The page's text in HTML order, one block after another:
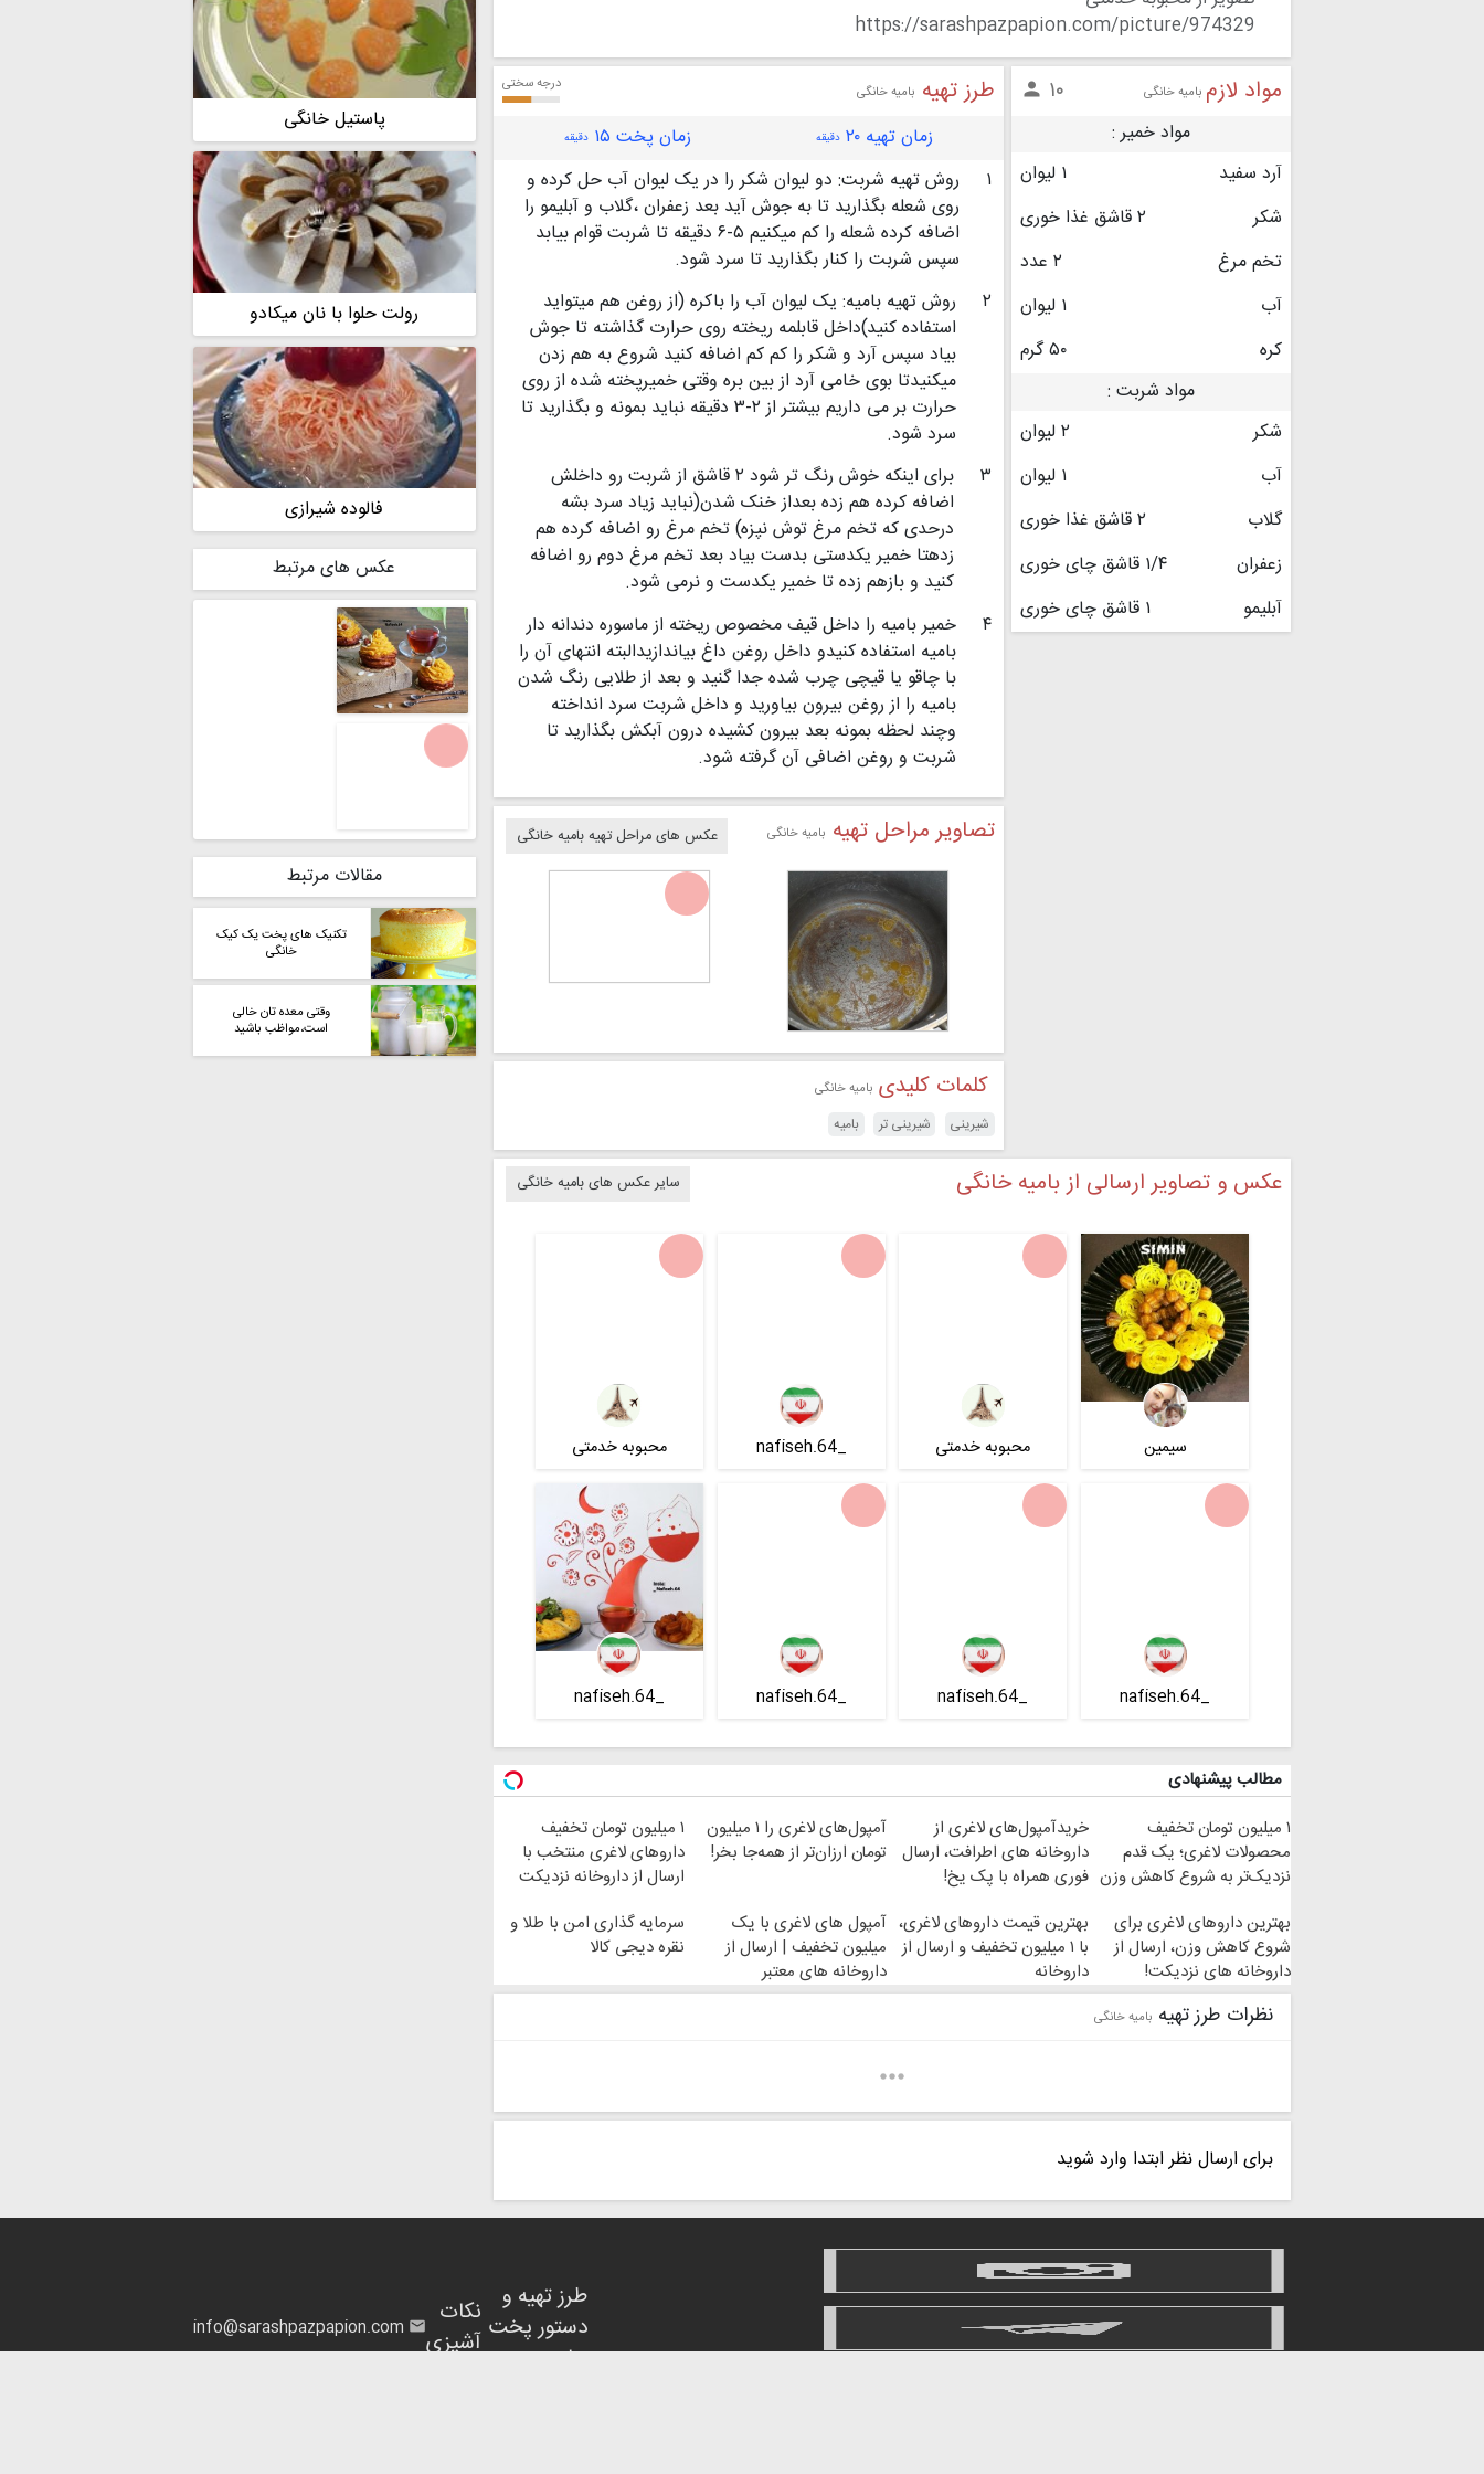
https://sarashpazpapion.com/picture/974329
مواد لازم بامیه خانگی ۱۰ 
مواد خمیر :
آرد سفید
۱ لیوان
شکر
۲ قاشق غذا خوری
تخم مرغ
۲ عدد
آب
۱ لیوان
کره
۵۰ گرم
مواد شربت :
شکر
۲ لیوان
آب
۱ لیوان
گلاب
۲ قاشق غذا خوری
زعفران
۱/۴ قاشق چای خوری
آبلیمو
۱ قاشق چای خوری
طرز تهیه بامیه خانگی درجه سختی
زمان تهیه ۲۰ دقیقه زمان پخت ۱۵ دقیقه
۱
روش تهیه شربت: دو لیوان شکر را در یک لیوان آب حل کرده و
روی شعله بگذارید تا به جوش آید بعد زعفران ،گلاب و آبلیمو را
اضافه کرده شعله را کم میکنیم ۵-۶ دقیقه تا شربت قوام بیابد
سپس شربت را کنار بگذارید تا سرد شود.
۲
روش تهیه بامیه: یک لیوان آب را باکره (از روغن هم میتواید
استفاده کنید)داخل قابلمه ریخته روی حرارت گذاشته تا جوش
بیاد سپس آرد و شکر را کم کم اضافه کنید شروع به هم زدن
میکنیدتا بوی خامی آرد از بین بره وقتی خمیرپخته شده از روی
حرارت بر می داریم بیشتر از ۲-۳ دقیقه نباید بمونه و بگذارید تا
سرد شود.
۳
برای اینکه خوش رنگ تر شود ۲ قاشق از شربت رو داخلش
اضافه کرده هم زده بعداز خنک شدن(نباید زیاد سرد بشه
درحدی که تخم مرغ توش نپزه) تخم مرغ رو اضافه کرده هم
زدهتا خمیر یکدستی بدست بیاد بعد تخم مرغ دوم رو اضافه
کنید و بازهم زده تا خمیر یکدست و نرمی شود.
۴
خمیر بامیه را داخل قیف مخصوص ریخته از ماسوره دندانه دار
بامیه استفاده کنیدو داخل روغن داغ بیاندازیدالبته انتهای آن را
با چاقو یا قیچی چرب شده جدا گنید و بعد از طلایی رنگ شدن
بامیه را از روغن بیرون بیاورید و داخل شربت سرد انداخته
وچند لحظه بمونه بعد بیرون کشیده درون آبکش بگذارید تا
شربت و روغن اضافی آن گرفته شود.
تصاویر مراحل تهیه بامیه خانگی عکس های مراحل تهیه بامیه خانگی
کلمات کلیدی بامیه خانگی
شیرینی شیرینی تر بامیه
عکس و تصاویر ارسالی از بامیه خانگی سایر عکس های بامیه خانگی
سیمین محبوبه خدمتی _nafiseh.64 محبوبه خدمتی
_nafiseh.64
_nafiseh.64
_nafiseh.64
_nafiseh.64
مطالب پیشنهادی
۱ میلیون تومان تخفیف
محصولات لاغری؛ یک قدم
نزدیک‌تر به شروع کاهش وزن
خریدآمپول‌های لاغری از
داروخانه های اطرافت، ارسال
فوری همراه با پک یخ!
آمپول‌های لاغری را ۱ میلیون
تومان ارزان‌تر از همه‌جا بخر!
۱ میلیون تومان تخفیف
داروهای لاغری منتخب با
ارسال از داروخانه نزدیکت
بهترین داروهای لاغری برای
شروع کاهش وزن، ارسال از
داروخانه های نزدیکت!
بهترین قیمت داروهای لاغری،
با ۱ میلیون تخفیف و ارسال از
داروخانه‌
آمپول های لاغری با یک
میلیون تخفیف | ارسال از
داروخانه های معتبر
سرمایه گذاری امن با طلا و
نقره دیجی کالا
نظرات طرز تهیه بامیه خانگی
برای ارسال نظر ابتدا وارد شوید
پاستیل خانگی
رولت حلوا با نان میکادو
فالوده شیرازی
عکس های مرتبط
مقالات مرتبط
تکنیک های پخت یک کیک
خانگی
وقتی معده تان خالی
است،مواظب باشید
طرز تهیه و
دستور پخت
ها
نکات
آشپزی
info@sarashpazpapion.com